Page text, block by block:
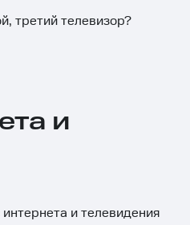
третий телевизор?
и
и телевидения